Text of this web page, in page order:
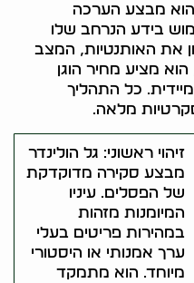
מבצע הערכה
בידע הנרחב שלו
את האותנטיות, המצב
מציע מחיר הוגן
כל התהליך
מלאה.
זיהוי ראשוני: גל הולינדר
מבצע סקירה מדוקדקת
של הפסלים. עיניו
המיומנות מזהות
במהירות פריטים בעלי
ערך אמנותי או היסטורי
מיוחד. הוא מתמקד